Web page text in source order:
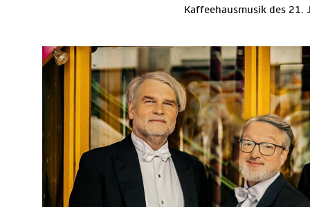
Kaffeehausmusik des 21.